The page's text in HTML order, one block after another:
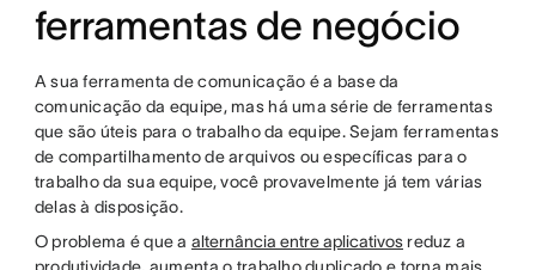
ferramentas de negócio
A sua ferramenta de comunicação é a base da
comunicação da equipe, mas há uma série de ferramentas
que são úteis para o trabalho da equipe. Sejam ferramentas
de compartilhamento de arquivos ou específicas para o
trabalho da sua equipe, você provavelmente já tem várias
delas à disposição.
O problema é que a alternância entre aplicativos reduz a